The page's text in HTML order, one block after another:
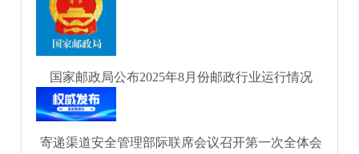
国家邮政局公布2025年8月份邮政行业运行情况
寄递渠道安全管理部际联席会议召开第一次全体会